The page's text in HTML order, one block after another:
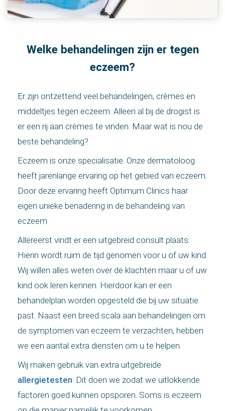
Welke behandelingen zijn er tegen
eczeem?
Er zijn ontzettend veel behandelingen, crèmes en
middeltjes tegen eczeem. Alleen al bij de drogist is
er een rij aan crèmes te vinden. Maar wat is nou de
beste behandeling?
Eczeem is onze specialisatie. Onze dermatoloog
heeft jarenlange ervaring op het gebied van eczeem.
Door deze ervaring heeft Optimum Clinics haar
eigen unieke benadering in de behandeling van
eczeem.
Allereerst vindt er een uitgebreid consult plaats.
Hierin wordt ruim de tijd genomen voor u of uw kind.
Wij willen alles weten over de klachten maar u of uw
kind ook leren kennen. Hierdoor kan er een
behandelplan worden opgesteld die bij uw situatie
past. Naast een breed scala aan behandelingen om
de symptomen van eczeem te verzachten, hebben
we een aantal extra diensten om u te helpen.
Wij maken gebruik van extra uitgebreide
allergietesten. Dit doen we zodat we uitlokkende
factoren goed kunnen opsporen. Soms is eczeem